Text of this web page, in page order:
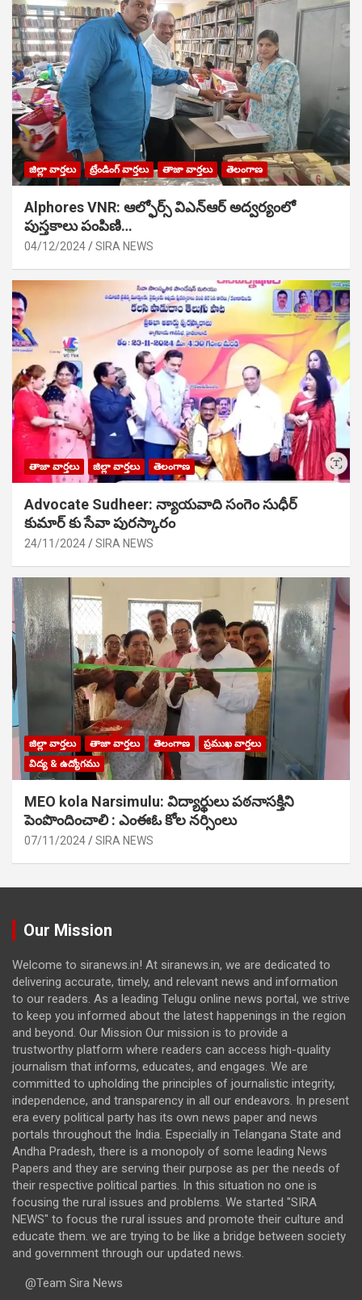
జిల్లా వార్తలు ట్రేండింగ్ వార్తలు తాజా వార్తలు తెలంగాణ
Alphores VNR: ఆల్ఫోర్స్ విఎన్ఆర్ అద్వర్యంలో
పుస్తకాలు పంపిణి…
04/12/2024 SIRA NEWS
తాజా వార్తలు జిల్లా వార్తలు తెలంగాణ
Advocate Sudheer: న్యాయవాది సంగెం సుధీర్
కుమార్ కు సేవా పురస్కారం
24/11/2024 SIRA NEWS
జిల్లా వార్తలు తాజా వార్తలు తెలంగాణ
ప్రముఖ వార్తలు
విద్య & ఉద్యోగము
MEO kola Narsimulu: విద్యార్థులు పఠ‌నాసక్తిని
పెంపొందించాలి : ఎంఈఓ కోల నర్సింలు
07/11/2024 SIRA NEWS
Our Mission
Welcome to siranews.in! At siranews.in, we are dedicated to
delivering accurate, timely, and relevant news and information
to our readers. As a leading Telugu online news portal, we strive
to keep you informed about the latest happenings in the region
and beyond. Our Mission Our mission is to provide a
trustworthy platform where readers can access high-quality
journalism that informs, educates, and engages. We are
committed to upholding the principles of journalistic integrity,
independence, and transparency in all our endeavors. In present
era every political party has its own news paper and news
portals throughout the India. Especially in Telangana State and
Andha Pradesh, there is a monopoly of some leading News
Papers and they are serving their purpose as per the needs of
their respective political parties. In this situation no one is
focusing the rural issues and problems. We started "SIRA
NEWS" to focus the rural issues and promote their culture and
educate them. we are trying to be like a bridge between society
and government through our updated news.
@Team Sira News